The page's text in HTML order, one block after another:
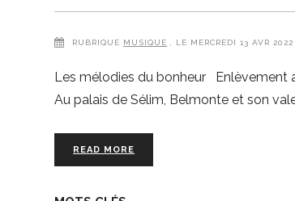
RUBRIQUE MUSIQUE , LE MERCREDI 13 AVR
Les mélodies du bonheur Enlèvement
Au palais de Sélim, Belmonte et son
READ MORE